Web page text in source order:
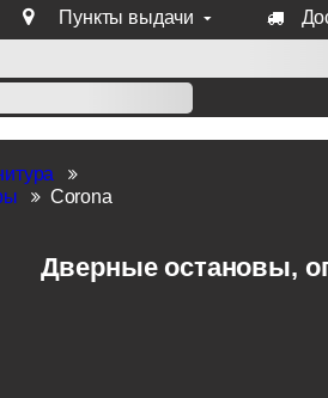
Пункты выдачи
Corona
Дверные остановы,